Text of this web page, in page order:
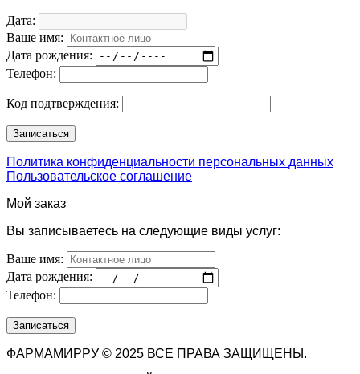
Дата:
Ваше имя:
Дата рождения:
Телефон:
Код подтверждения:
Политика конфиденциальности персональных данных
Пользовательское соглашение
Мой заказ
Вы записываетесь на следующие виды услуг:
Ваше имя:
Дата рождения:
Телефон:
ФАРМАМИРРУ © 2025 ВСЕ ПРАВА ЗАЩИЩЕНЫ.